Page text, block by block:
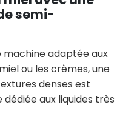
semi-
machine adaptée aux
ou les crèmes, une
denses est
aux liquides très